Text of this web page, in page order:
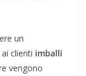
un
clienti imballi
vengono